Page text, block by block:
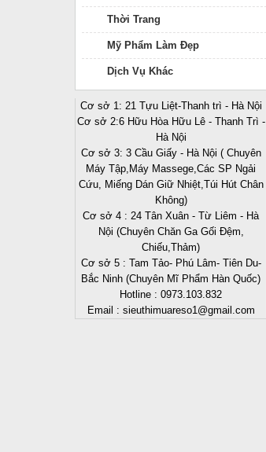
Thời Trang
Mỹ Phẩm Làm Đẹp
Dịch Vụ Khác
Cơ sở 1: 21 Tựu Liệt-Thanh trì - Hà Nội
Cơ sở 2:6 Hữu Hòa Hữu Lê - Thanh Trì -
Hà Nội
Cơ sở 3: 3 Cầu Giấy - Hà Nội ( Chuyên
Máy Tập,Máy Massege,Các SP Ngải
Cứu, Miếng Dán Giữ Nhiệt,Túi Hút Chân
Không)
Cơ sở 4 : 24 Tân Xuân - Từ Liêm - Hà
Nội (Chuyên Chăn Ga Gối Đệm,
Chiếu,Thảm)
Cơ sở 5 : Tam Tảo- Phú Lâm- Tiên Du-
Bắc Ninh (Chuyên Mĩ Phẩm Hàn Quốc)
Hotline : 0973.103.832
Email : sieuthimuareso1@gmail.com